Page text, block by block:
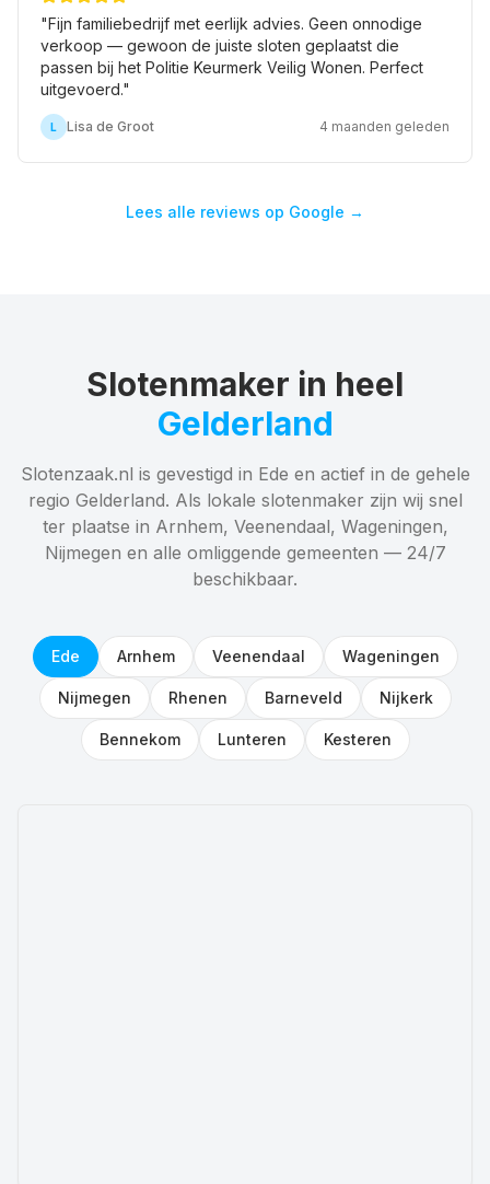
"Fijn familiebedrijf met eerlijk advies. Geen onnodige
verkoop — gewoon de juiste sloten geplaatst die
passen bij het Politie Keurmerk Veilig Wonen. Perfect
uitgevoerd."
L Lisa de Groot 4 maanden geleden
Lees alle reviews op Google →
Slotenmaker in heel
Gelderland
Slotenzaak.nl is gevestigd in Ede en actief in de gehele
regio Gelderland. Als lokale slotenmaker zijn wij snel
ter plaatse in Arnhem, Veenendaal, Wageningen,
Nijmegen en alle omliggende gemeenten — 24/7
beschikbaar.
Ede Arnhem Veenendaal Wageningen
Nijmegen Rhenen Barneveld Nijkerk
Bennekom Lunteren Kesteren